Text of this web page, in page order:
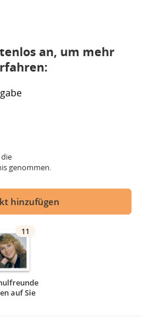
an, um mehr
genommen.
hinzufügen
11
auf Sie